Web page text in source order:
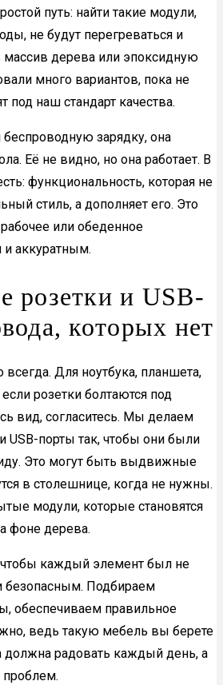
путь: найти такие модули,
не будут перегреваться и
массив дерева или эпоксидную
много вариантов, пока не
под наш стандарт качества.
зарядку, она
Её не видно, но она работает. В
функциональность, которая не
стиль, а дополняет его. Это
или обеденное
и аккуратным.
розетки и USB-
которых нет
Для ноутбука, планшета,
розетки болтаются под
вид, согласитесь. Мы делаем
USB-порты так, чтобы они были
Это могут быть выдвижные
в столешнице, когда не нужны.
модули, которые становятся
фоне дерева.
каждый элемент был не
безопасным. Подбираем
обеспечиваем правильное
ведь такую мебель вы берете
должна радовать каждый день, а
проблем.